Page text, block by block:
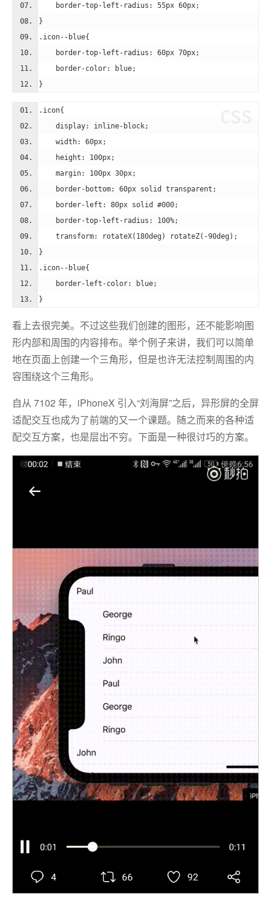
border-top-left-radius : 55px 60px;
}
.icon--blue{
border-top-left-radius : 60px 70px;
border-color: blue;
}
.icon{
display: inline-block;
width: 60px;
height : 100px;
margin: 100px 30px;
border-bottom: 60px solid transparent;
border-left : 80px solid #000;
border-top-left-radius : 100%;
transform: rotateX(180deg) rotateZ(-90deg);
}
.icon--blue{
border-left-color: blue;
}
看上去很完美。不过这些我们创建的图形，还不能影响图
形内部和周围的内容排布。举个例子来讲，我们可以简单
地在页面上创建一个三角形，但是也许无法控制周围的内
容围绕这个三角形。
自从 7102 年，iPhoneX 引入“刘海屏”之后，异形屏的全屏
适配交互也成为了前端的又一个课题。随之而来的各种适
配交互方案，也是层出不穷。下面是一种很讨巧的方案。